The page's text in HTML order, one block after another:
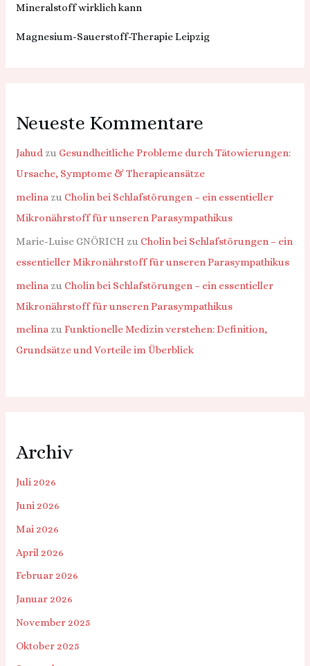
Mineralstoff wirklich kann
Magnesium-Sauerstoff-Therapie Leipzig
Neueste Kommentare
Jahud zu Gesundheitliche Probleme durch Tätowierungen:
Ursache, Symptome & Therapieansätze
melina zu Cholin bei Schlafstörungen – ein essentieller
Mikronährstoff für unseren Parasympathikus
Marie-Luise GNÖRICH zu Cholin bei Schlafstörungen – ein
essentieller Mikronährstoff für unseren Parasympathikus
melina zu Cholin bei Schlafstörungen – ein essentieller
Mikronährstoff für unseren Parasympathikus
melina zuFunktionelle Medizin verstehen: Definition,
Grundsätze und Vorteile im Überblick
Archiv
Juli 2026
Juni 2026
Mai 2026
April 2026
Februar 2026
Januar 2026
November 2025
Oktober 2025